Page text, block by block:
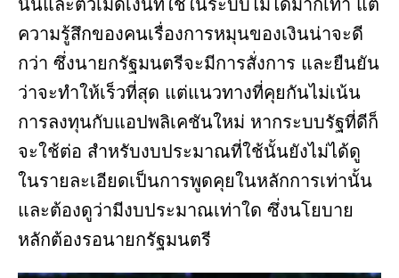
นั้นและตัวเม็ดเงินที่ใช้ในระบบไม่ได้มากเท่า แต่
ความรู้สึกของคนเรื่องการหมุนของเงินน่าจะดี
กว่า ซึ่งนายกรัฐมนตรีจะมีการสั่งการ และยืนยัน
ว่าจะทำให้เร็วที่สุด แต่แนวทางที่คุยกันไม่เน้น
การลงทุนกับแอปพลิเคชันใหม่ หากระบบรัฐที่ดีก็
จะใช้ต่อ สำหรับงบประมาณที่ใช้นั้นยังไม่ได้ดู
ในรายละเอียดเป็นการพูดคุยในหลักการเท่านั้น
และต้องดูว่ามีงบประมาณเท่าใด ซึ่งนโยบาย
หลักต้องรอนายกรัฐมนตรี